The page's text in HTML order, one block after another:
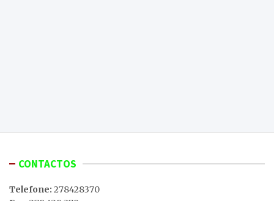
CONTACTOS
Telefone: 278428370